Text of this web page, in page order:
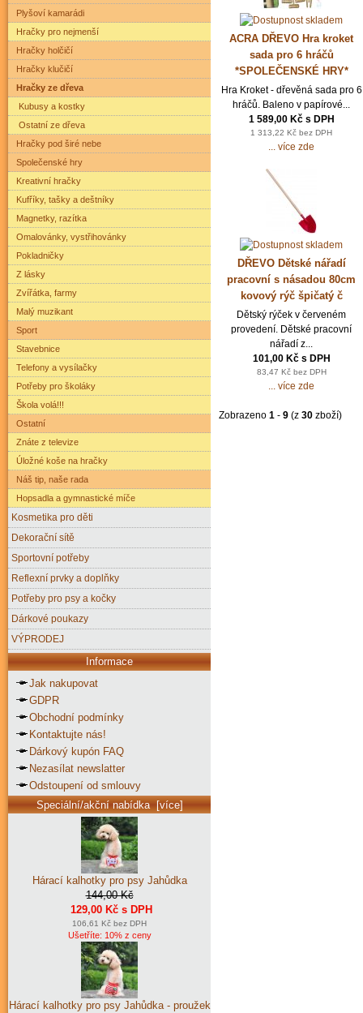
ACRA DŘEVO Hra kroket
sada pro 6 hráčů
*SPOLEČENSKÉ HRY*
Hra Kroket - dřevěná sada pro 6
hráčů. Baleno v papírové...
1 589,00 Kč s DPH
1 313,22 Kč bez DPH
... více zde
DŘEVO Dětské nářadí
pracovní s násadou 80cm
kovový rýč špičatý č
Dětský rýček v červeném
provedení. Dětské pracovní
nářadí z...
101,00 Kč s DPH
83,47 Kč bez DPH
... více zde
Zobrazeno 1 - 9 (z 30 zboží)
Plyšoví kamarádi
Hračky pro nejmenší
Hračky holčičí
Hračky klučičí
Hračky ze dřeva
Kubusy a kostky
Ostatní ze dřeva
Hračky pod širé nebe
Společenské hry
Kreativní hračky
Kufříky, tašky a deštníky
Magnetky, razítka
Omalovánky, vystřihovánky
Pokladničky
Z lásky
Zvířátka, farmy
Malý muzikant
Sport
Stavebnice
Telefony a vysílačky
Potřeby pro školáky
Škola volá!!!
Ostatní
Znáte z televize
Úložné koše na hračky
Náš tip, naše rada
Hopsadla a gymnastické míče
Kosmetika pro děti
Dekorační sítě
Sportovní potřeby
Reflexní prvky a doplňky
Potřeby pro psy a kočky
Dárkové poukazy
VÝPRODEJ
Informace
Jak nakupovat
GDPR
Obchodní podmínky
Kontaktujte nás!
Dárkový kupón FAQ
Nezasílat newslatter
Odstoupení od smlouvy
Speciální/akční nabídka [více]
Hárací kalhotky pro psy Jahůdka
144,00 Kč
129,00 Kč s DPH
106,61 Kč bez DPH
Ušetříte: 10% z ceny
Hárací kalhotky pro psy Jahůdka - proužek